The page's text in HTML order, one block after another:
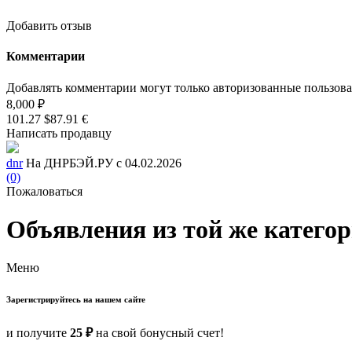
Добавить отзыв
Комментарии
Добавлять комментарии могут только авторизованные
8,000 ₽
101.27 $87.91 €
Написать продавцу
dnr На ДНРБЭЙ.РУ с 04.02.2026
(0)
Пожаловаться
Объявления из той же
Меню
Зарегистрируйтесь на нашем сайте
и получите 25 ₽на свой бонусный счет!